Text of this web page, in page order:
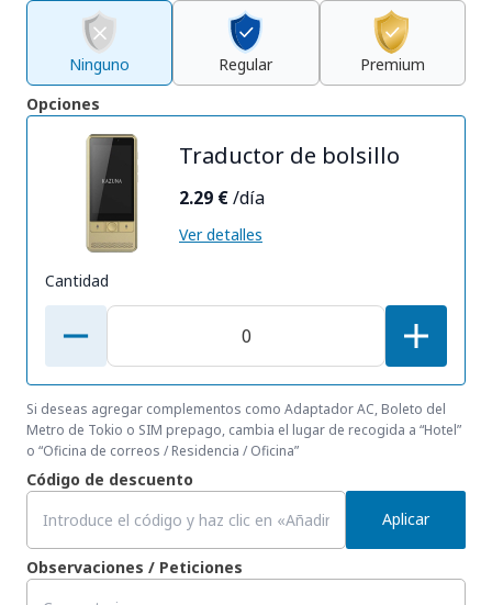
Ninguno Regular
Premium
Opciones
Traductor de bolsillo
2.29 €/día
Ver detalles
Cantidad
Si deseas agregar complementos como Adaptador AC, Boleto del
Metro de Tokio o SIM prepago, cambia el lugar de recogida a “Hotel”
o “Oficina de correos / Residencia / Oficina”
Código de descuento
Aplicar
Observaciones / Peticiones